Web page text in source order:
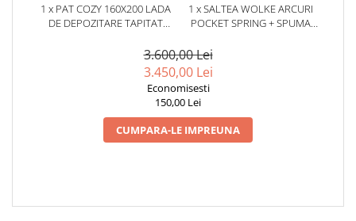
1 x PAT COZY 160X200 LADA
DE DEPOZITARE TAPITAT
1 x SALTEA WOLKE ARCURI
POCKET SPRING + SPUMA
3.600,00 Lei
3.450,00 Lei
Economisesti
150,00 Lei
CUMPARA-LE IMPREUNA